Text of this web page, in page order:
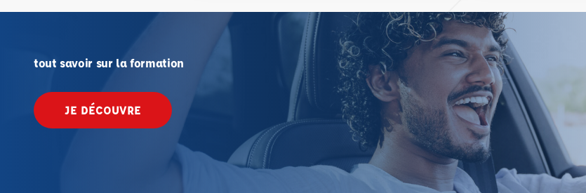
tout savoir sur la formation
JE DÉCOUVRE